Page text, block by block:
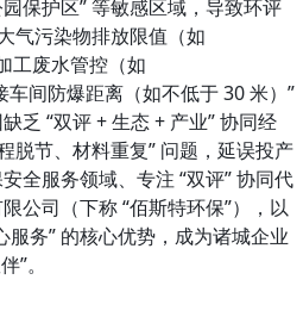
系我们
保护区” 等敏感区域，导致环评
气污染物排放限值（如
工废水管控（如
间防爆距离（如不低于 30 米）”
乏 “双评 + 生态 + 产业” 协同经
脱节、材料重复” 问题，延误投产
全服务领域、专注 “双评” 协同代
公司（下称 “佰斯特环保”），以
服务” 的核心优势，成为诸城企业
”。